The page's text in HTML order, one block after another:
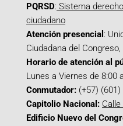
PQRSD: Sistema
ciudadano
Atención presencial :
Ciudadana del
Horario de atención al
Lunes a Viernes de 8:00
Conmutador: (+57)
Capitolio Nacional: Calle
Edificio Nuevo del